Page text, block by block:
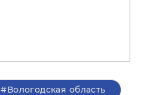
#Вологодская область